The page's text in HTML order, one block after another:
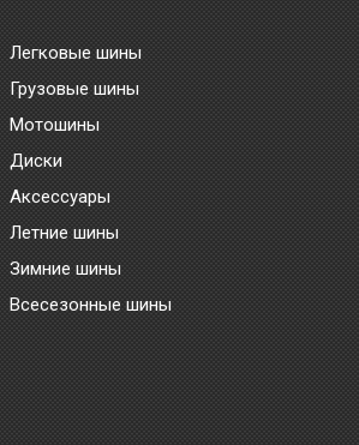
Легковые шины
Грузовые шины
Мотошины
Диски
Аксессуары
Летние шины
Зимние шины
Всесезонные шины